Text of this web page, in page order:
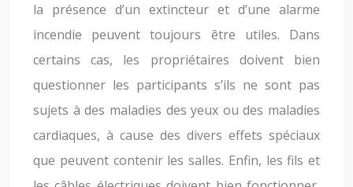
la présence d’un extincteur et d’une alarme
incendie peuvent toujours être utiles. Dans
certains cas, les propriétaires doivent bien
questionner les participants s’ils ne sont pas
sujets à des maladies des yeux ou des maladies
cardiaques, à cause des divers effets spéciaux
que peuvent contenir les salles. Enfin, les fils et